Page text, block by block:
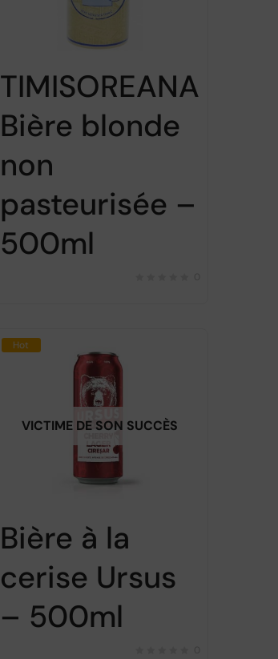
TIMISOREANA
Bière blonde
non
pasteurisée –
500ml
Hot
VICTIME DE SON SUCCÈS
Bière à la
cerise Ursus
– 500ml